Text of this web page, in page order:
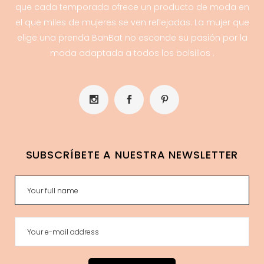
que cada temporada ofrece un producto de moda en
el que miles de mujeres se ven reflejadas. La mujer que
elige una prenda BanBat no esconde su pasión por la
moda adaptada a todos los bolsillos .
SUBSCRÍBETE A NUESTRA NEWSLETTER